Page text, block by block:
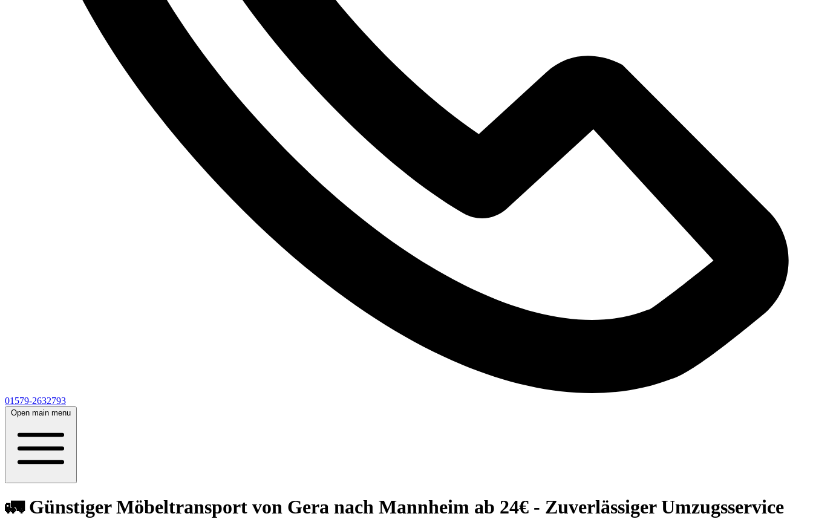
01579-2632793
Open main menu
🚛 Günstiger Möbeltransport von Gera nach Mannheim ab 24€ - Zuverlässiger Umzugsservice